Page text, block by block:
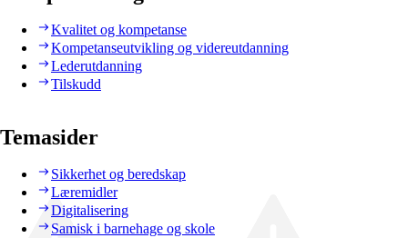
Kvalitet og kompetanse
Kompetanseutvikling og videreutdanning
Lederutdanning
Tilskudd
Temasider
Sikkerhet og beredskap
Læremidler
Digitalisering
Samisk i barnehage og skole